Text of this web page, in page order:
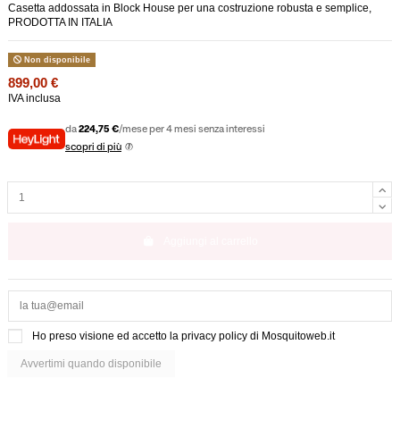
Casetta addossata in Block House per una costruzione robusta e semplice,
PRODOTTA IN ITALIA
Non disponibile
899,00 €
IVA inclusa
da224,75 €/mese per 4 mesi senza interessi
scopri di più
Ho preso visione ed accetto la privacy policy di Mosquitoweb.it